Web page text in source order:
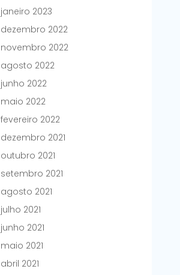
janeiro 2023
dezembro 2022
novembro 2022
agosto 2022
junho 2022
maio 2022
fevereiro 2022
dezembro 2021
outubro 2021
setembro 2021
agosto 2021
julho 2021
junho 2021
maio 2021
abril 2021